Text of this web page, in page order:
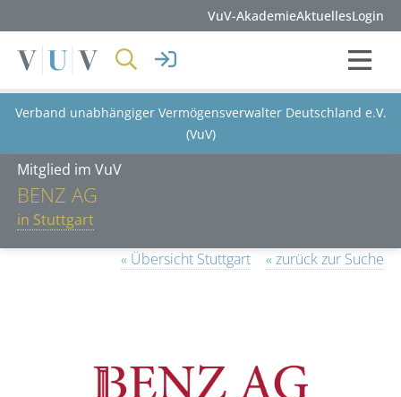
VuV-AkademieAktuellesLogin
Verband unabhängiger Vermögensverwalter Deutschland e.V.
(VuV)
Mitglied im VuV
BENZ AG
in Stuttgart
« Übersicht Stuttgart
« zurück zur Suche